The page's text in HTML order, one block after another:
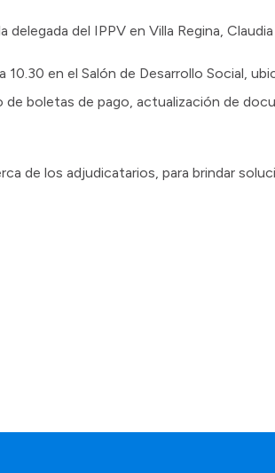
del IPPV en Villa Regina, Claudia
en el Salón de Desarrollo Social,
boletas de pago, actualización de
de los adjudicatarios, para brindar